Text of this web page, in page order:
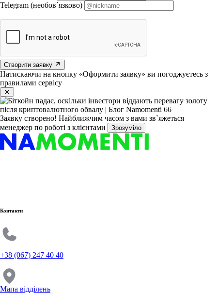
Telegram (необов`язково)
Створити заявку
Натискаючи на кнопку «Оформити заявку» ви погоджуєтесь з
правилами сервісу
Заявку створено! Найближчим часом з вами зв`яжеться
менеджер по роботі з клієнтами
Зрозуміло
Контакти
+38 (067) 247 40 40
Мапа відділень